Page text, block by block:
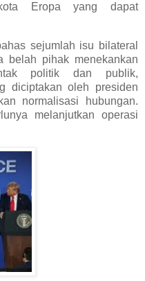
Eropa yang dapat
sejumlah isu bilateral
belah pihak menekankan
politik dan publik,
diciptakan oleh presiden
normalisasi hubungan.
melanjutkan operasi